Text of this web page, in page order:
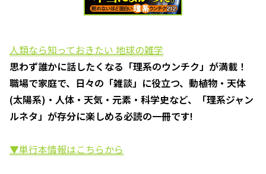
人類なら知っておきたい 地球の雑学
思わず誰かに話したくなる「理系のウンチク」が満載！
職場で家庭で、日々の「雑談」に役立つ、動植物・天体
(太陽系)・人体・天気・元素・科学史など、「理系ジャン
ルネタ」が存分に楽しめる必読の一冊です!
▼単行本情報はこちらから